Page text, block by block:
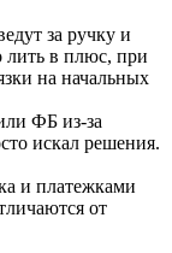
за ручку и
лить в плюс, при
на начальных
ФБ из-за
искал решения.
и платежками
от